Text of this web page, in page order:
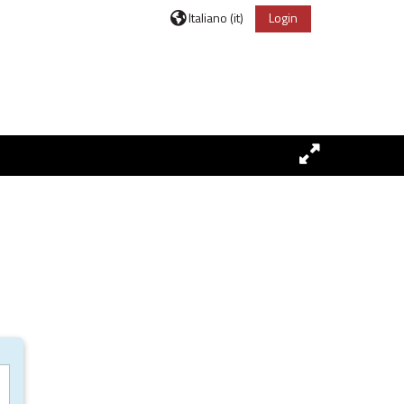
Italiano ‎(it)‎ Login